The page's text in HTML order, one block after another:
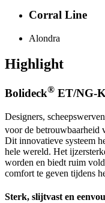
Corral Line
Alondra
Highlight
Bolideck® ET/NG-K
Designers,
voor de betrouwbaarheid
Dit innovatieve systeem
hele wereld. Het
worden en biedt ruim
comfort te geven tijdens
Sterk, slijtvast en